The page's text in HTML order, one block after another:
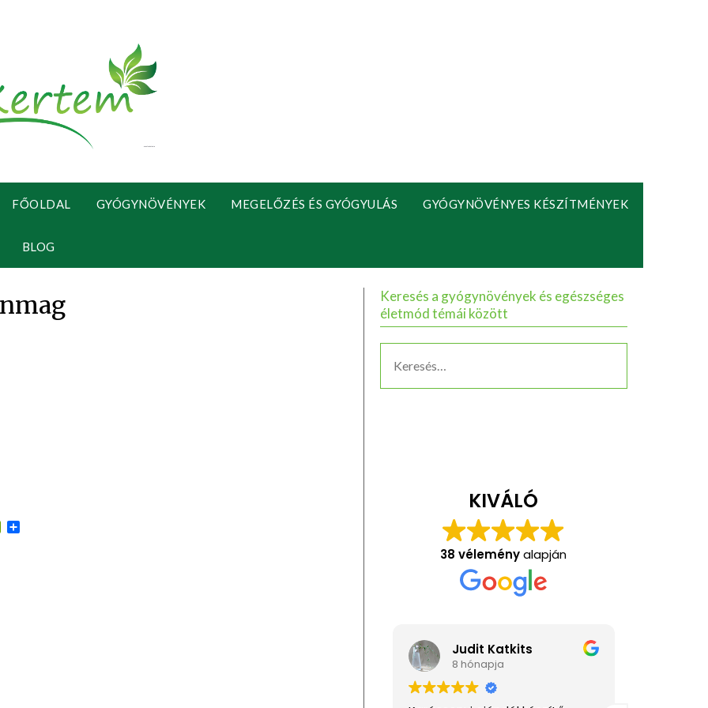
FŐOLDAL GYÓGYNÖVÉNYEK MEGELŐZÉS ÉS GYÓGYULÁS GYÓGYNÖVÉNYES KÉSZÍTMÉNYEK
BLOG
PrintFriendly
Keresés a gyógynövények és egészséges
életmód témái között
KIVÁLÓ
38 véleményalapján
Judit Katkits
8 hónapja